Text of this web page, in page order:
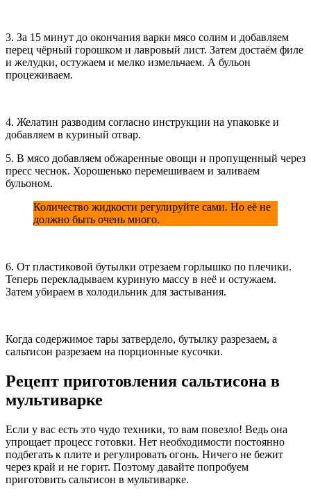
3. За 15 минут до окончания варки мясо солим и добавляем
перец чёрный горошком и лавровый лист. Затем достаём филе
и желудки, остужаем и мелко измельчаем. А бульон
процеживаем.
4. Желатин разводим согласно инструкции на упаковке и
добавляем в куриный отвар.
5. В мясо добавляем обжаренные овощи и пропущенный через
пресс чеснок. Хорошенько перемешиваем и заливаем
бульоном.
Количество жидкости регулируйте сами. Но её не
должно быть очень много.
6. От пластиковой бутылки отрезаем горлышко по плечики.
Теперь перекладываем куриную массу в неё и остужаем.
Затем убираем в холодильник для застывания.
Когда содержимое тары затвердело, бутылку разрезаем, а
сальтисон разрезаем на порционные кусочки.
Рецепт приготовления сальтисона в
мультиварке
Если у вас есть это чудо техники, то вам повезло! Ведь она
упрощает процесс готовки. Нет необходимости постоянно
подбегать к плите и регулировать огонь. Ничего не бежит
через край и не горит. Поэтому давайте попробуем
приготовить сальтисон в мультиварке.